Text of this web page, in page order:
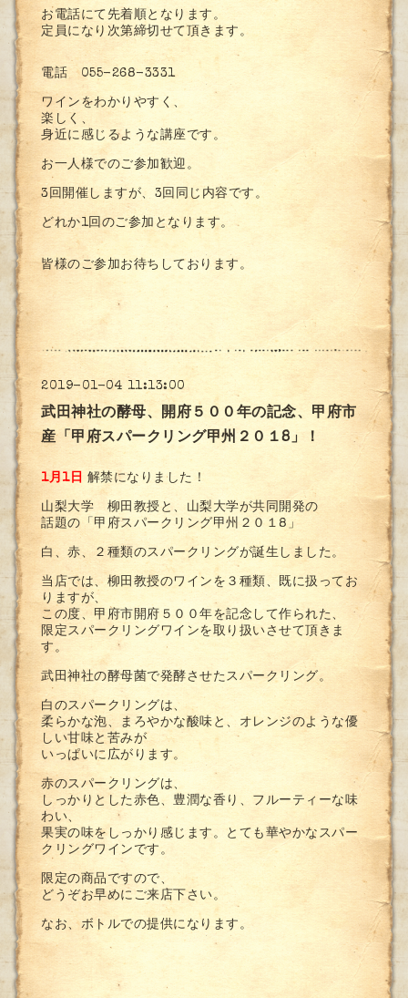
お電話にて先着順となります。
定員になり次第締切せて頂きます。
電話 055-268-3331
ワインをわかりやすく、
楽しく、
身近に感じるような講座です。
お一人様でのご参加歓迎。
3回開催しますが、3回同じ内容です。
どれか1回のご参加となります。
皆様のご参加お待ちしております。
2019-01-04 11:13:00
武田神社の酵母、開府５００年の記念、甲府市
産「甲府スパークリング甲州２０１8」！
1月1日 解禁になりました！
山梨大学 柳田教授と、山梨大学が共同開発の
話題の「甲府スパークリング甲州２０１8」
白、赤、２種類のスパークリングが誕生しました。
当店では、柳田教授のワインを３種類、既に扱ってお
りますが、
この度、甲府市開府５００年を記念して作られた、
限定スパークリングワインを取り扱いさせて頂きま
す。
武田神社の酵母菌で発酵させたスパークリング。
白のスパークリングは、
柔らかな泡、まろやかな酸味と、オレンジのような優
しい甘味と苦みが
いっぱいに広がります。
赤のスパークリングは、
しっかりとした赤色、豊潤な香り、フルーティーな味
わい、
果実の味をしっかり感じます。とても華やかなスパー
クリングワインです。
限定の商品ですので、
どうぞお早めにご来店下さい。
なお、ボトルでの提供になります。